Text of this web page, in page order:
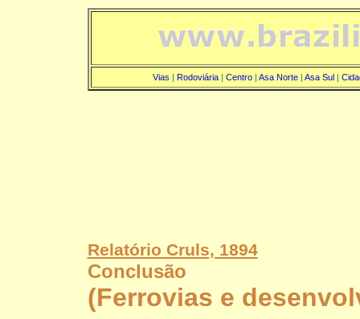
Vias | Rodoviária| Centro| Asa Norte| Asa Sul|
Relatório Cruls, 1894
Conclusão
(Ferrovias e